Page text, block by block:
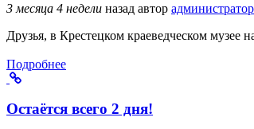
3 месяца 4 недели назад автор администратор
Друзья, в Крестецком краеведческом музее
Подробнее
Остаётся всего 2 дня!